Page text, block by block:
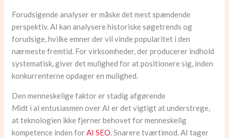
Forudsigende analyser er måske det mest spændende
perspektiv. AI kan analysere historiske søgetrends og
forudsige, hvilke emner der vil vinde popularitet i den
nærmeste fremtid. For virksomheder, der producerer indhold
systematisk, giver det mulighed for at positionere sig, inden
konkurrenterne opdager en mulighed.
Den menneskelige faktor er stadig afgørende
Midt i al entusiasmen over AI er det vigtigt at understrege,
at teknologien ikke fjerner behovet for menneskelig
kompetence inden forAI SEO. Snarere tværtimod. AI tager